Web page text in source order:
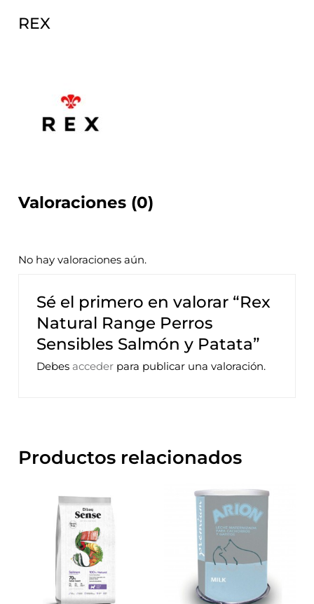
REX
Valoraciones (0)
No hay valoraciones aún.
Sé el primero en valorar “Rex
Natural Range Perros
Sensibles Salmón y Patata”
Debes acceder para publicar una valoración.
Productos relacionados
de
precios:
desde
20,85€
hasta
52,85€